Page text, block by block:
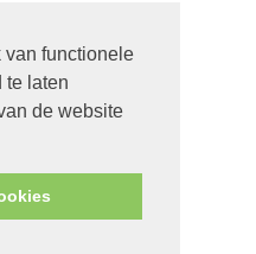
van functionele
te laten
de website
ALLE PASTORES. 9.30